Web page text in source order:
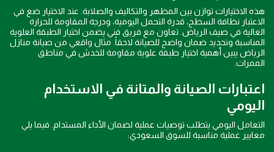
هذه الاختيارات توازن بين المظهر والتكاليف والصلابة. عند الاختيار ضع في
الاعتبار نظافة السطح، قدرة التحمل اليومية، ودرجة المقاومة للحرارة
العالية في صيف الرياض. تعاون مع فريق فني يضمن اختيار الطبقة العلوية
المناسبة وتحديد ضمان واضح للصيانة لاحقاً. مثال واقعي من صيانة منازل
الرياض يبين أهمية اختيار طبقة علوية مقاومة للخدش في مناطق
الممرات.
اعتبارات الصيانة والمتانة في الاستخدام
اليومي
التعامل اليومي يتطلب توصيات عملية لضمان الأداء المستدام. فيما يلي
معايير عملية مناسبة للسوق السعودي: